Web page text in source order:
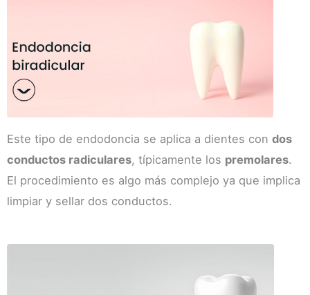
Este tipo de endodoncia se aplica a dientes con dos
conductos radiculares, típicamente los premolares.
El procedimiento es algo más complejo ya que implica
limpiar y sellar dos conductos.